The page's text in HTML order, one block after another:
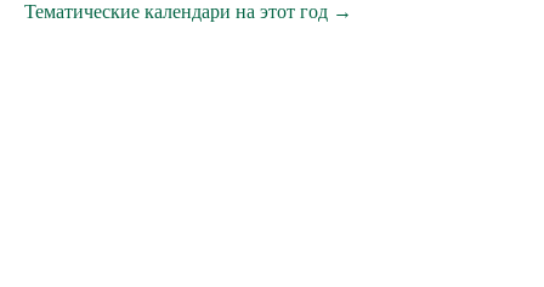
Тематические календари на этот год →